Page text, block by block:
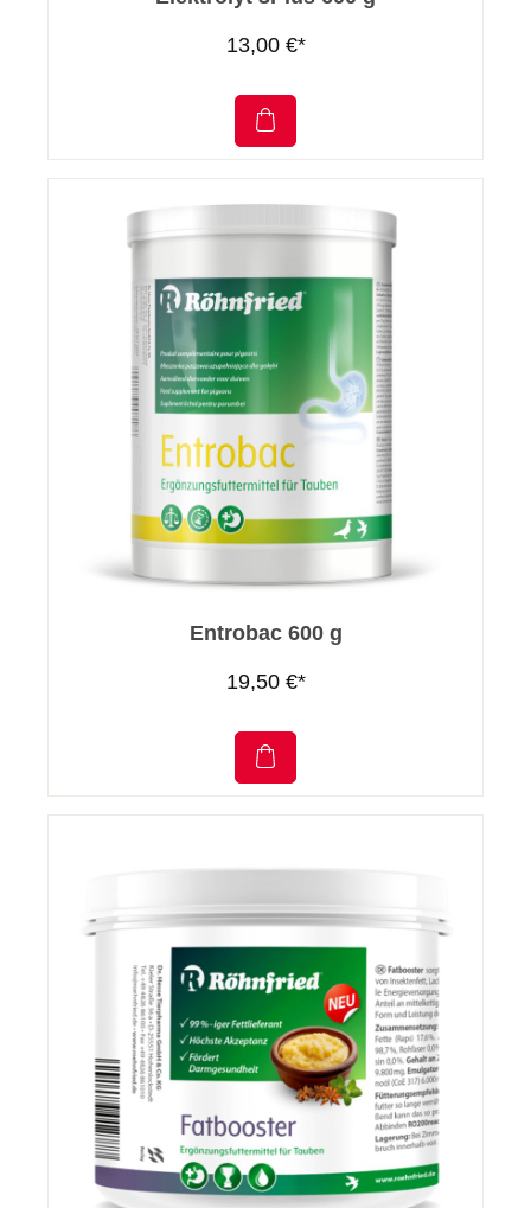
13,00 €*
Entrobac 600 g
19,50 €*